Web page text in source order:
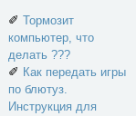
✐ Тормозит
компьютер, что
делать ???
✐ Как передать игры
по блютуз.
Инструкция для